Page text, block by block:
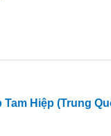
Tam Hiệp (Trung